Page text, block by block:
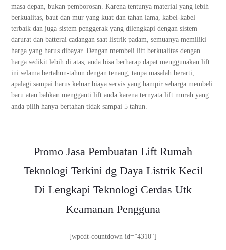
masa depan, bukan pemborosan. Karena tentunya material yang lebih
berkualitas, baut dan mur yang kuat dan tahan lama, kabel-kabel
terbaik dan juga sistem penggerak yang dilengkapi dengan sistem
darurat dan batterai cadangan saat listrik padam, semuanya memiliki
harga yang harus dibayar.Dengan membeli lift berkualitas dengan
harga sedikit lebih di atas, anda bisa berharap dapat menggunakan lift
ini selama bertahun-tahun dengan tenang, tanpa masalah berarti,
apalagi sampai harus keluar biaya servis yang hampir seharga membeli
baru atau bahkan mengganti lift anda karena ternyata lift murah yang
anda pilih hanya bertahan tidak sampai 5 tahun.
Promo Jasa Pembuatan Lift Rumah
Teknologi Terkini dg Daya Listrik Kecil
Di Lengkapi Teknologi Cerdas Utk
Keamanan Pengguna
[wpcdt-countdown id=”4310″]